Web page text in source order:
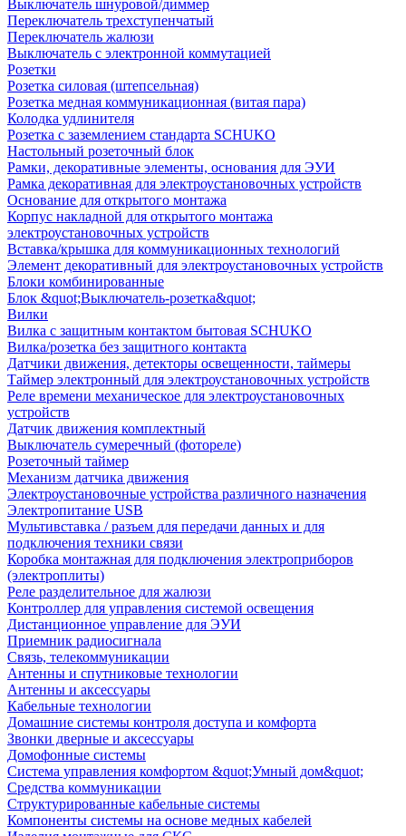
Выключатель шнуровой/диммер
Переключатель трехступенчатый
Переключатель жалюзи
Выключатель с электронной коммутацией
Розетки
Розетка силовая (штепсельная)
Розетка медная коммуникационная (витая пара)
Колодка удлинителя
Розетка с заземлением стандарта SCHUKO
Настольный розеточный блок
Рамки, декоративные элементы, основания для ЭУИ
Рамка декоративная для электроустановочных устройств
Основание для открытого монтажа
Корпус накладной для открытого монтажа
электроустановочных устройств
Вставка/крышка для коммуникационных технологий
Элемент декоративный для электроустановочных устройств
Блоки комбинированные
Блок &quot;Выключатель-розетка&quot;
Вилки
Вилка с защитным контактом бытовая SCHUKO
Вилка/розетка без защитного контакта
Датчики движения, детекторы освещенности, таймеры
Таймер электронный для электроустановочных устройств
Реле времени механическое для электроустановочных
устройств
Датчик движения комплектный
Выключатель сумеречный (фотореле)
Розеточный таймер
Механизм датчика движения
Электроустановочные устройства различного назначения
Электропитание USB
Мультивставка / разъем для передачи данных и для
подключения техники связи
Коробка монтажная для подключения электроприборов
(электроплиты)
Реле разделительное для жалюзи
Контроллер для управления системой освещения
Дистанционное управление для ЭУИ
Приемник радиосигнала
Связь, телекоммуникации
Антенны и спутниковые технологии
Антенны и аксессуары
Кабельные технологии
Домашние системы контроля доступа и комфорта
Звонки дверные и аксессуары
Домофонные системы
Система управления комфортом &quot;Умный дом&quot;
Средства коммуникации
Структурированные кабельные системы
Компоненты системы на основе медных кабелей